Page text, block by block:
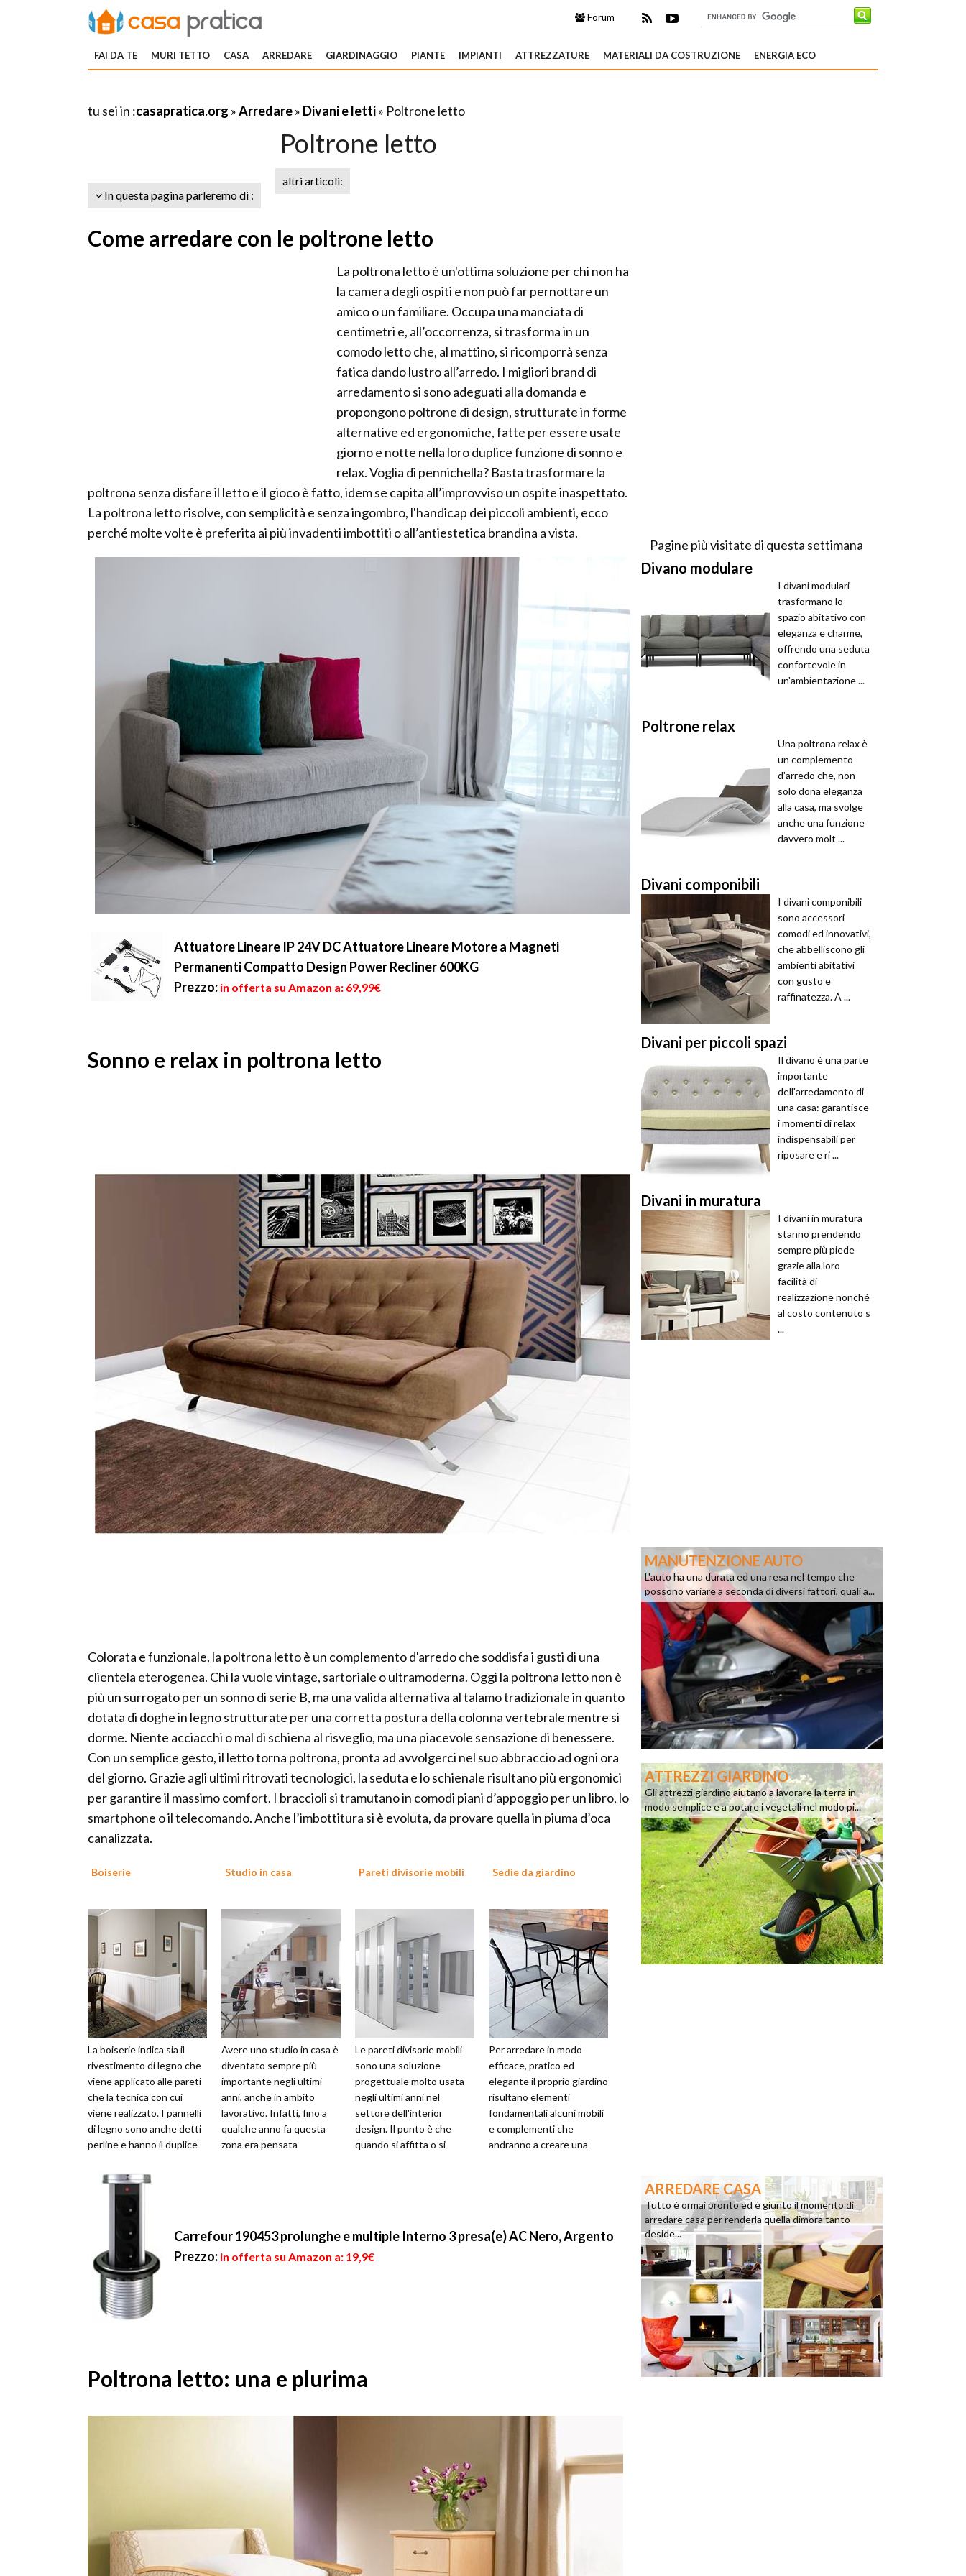
Forum
FAI DA TE MURI TETTO CASA ARREDARE GIARDINAGGIO PIANTE IMPIANTI ATTREZZATURE MATERIALI DA COSTRUZIONE ENERGIA ECO
tu sei in :casapratica.org »Arredare» Divani e letti» Poltrone letto
Poltrone letto
In questa pagina parleremo di :
altri articoli:
Come arredare con le poltrone letto
La poltrona letto è un'ottima soluzione per chi non ha
la camera degli ospiti e non può far pernottare un
amico o un familiare. Occupa una manciata di
centimetri e, all’occorrenza, si trasforma in un
comodo letto che, al mattino, si ricomporrà senza
fatica dando lustro all’arredo. I migliori brand di
arredamento si sono adeguati alla domanda e
propongono poltrone di design, strutturate in forme
alternative ed ergonomiche, fatte per essere usate
giorno e notte nella loro duplice funzione di sonno e
relax. Voglia di pennichella? Basta trasformare la
poltrona senza disfare il letto e il gioco è fatto, idem se capita all’improvviso un ospite inaspettato.
La poltrona letto risolve, con semplicità e senza ingombro, l'handicap dei piccoli ambienti, ecco
perché molte volte è preferita ai più invadenti imbottiti o all’antiestetica brandina a vista.
Attuatore Lineare IP 24V DC Attuatore Lineare Motore a Magneti
Permanenti Compatto Design Power Recliner 600KG
Prezzo: in offerta su Amazon a: 69,99€
Sonno e relax in poltrona letto
Colorata e funzionale, la poltrona letto è un complemento d'arredo che soddisfa i gusti di una
clientela eterogenea. Chi la vuole vintage, sartoriale o ultramoderna. Oggi la poltrona letto non è
più un surrogato per un sonno di serie B, ma una valida alternativa al talamo tradizionale in quanto
dotata di doghe in legno strutturate per una corretta postura della colonna vertebrale mentre si
dorme. Niente acciacchi o mal di schiena al risveglio, ma una piacevole sensazione di benessere.
Con un semplice gesto, il letto torna poltrona, pronta ad avvolgerci nel suo abbraccio ad ogni ora
del giorno. Grazie agli ultimi ritrovati tecnologici, la seduta e lo schienale risultano più ergonomici
per garantire il massimo comfort. I braccioli si tramutano in comodi piani d’appoggio per un libro, lo
smartphone o il telecomando. Anche l’imbottitura si è evoluta, da provare quella in piuma d’oca
canalizzata.
Boiserie
La boiserie indica sia il
rivestimento di legno che
viene applicato alle pareti
che la tecnica con cui
viene realizzato. I pannelli
di legno sono anche detti
perline e hanno il duplice
Studio in casa
Avere uno studio in casa è
diventato sempre più
importante negli ultimi
anni, anche in ambito
lavorativo. Infatti, fino a
qualche anno fa questa
zona era pensata
Pareti divisorie mobili
Le pareti divisorie mobili
sono una soluzione
progettuale molto usata
negli ultimi anni nel
settore dell'interior
design. Il punto è che
quando si affitta o si
Sedie da giardino
Per arredare in modo
efficace, pratico ed
elegante il proprio giardino
risultano elementi
fondamentali alcuni mobili
e complementi che
andranno a creare una
Carrefour 190453 prolunghe e multiple Interno 3 presa(e) AC Nero, Argento
Prezzo: in offerta su Amazon a: 19,9€
Poltrona letto: una e plurima
Pagine più visitate di questa settimana
Divano modulare
I divani modulari
trasformano lo
spazio abitativo con
eleganza e charme,
offrendo una seduta
confortevole in
un'ambientazione ...
Poltrone relax
Una poltrona relax è
un complemento
d'arredo che, non
solo dona eleganza
alla casa, ma svolge
anche una funzione
davvero molt ...
Divani componibili
I divani componibili
sono accessori
comodi ed innovativi,
che abbelliscono gli
ambienti abitativi
con gusto e
raffinatezza. A ...
Divani per piccoli spazi
Il divano è una parte
importante
dell'arredamento di
una casa: garantisce
i momenti di relax
indispensabili per
riposare e ri ...
Divani in muratura
I divani in muratura
stanno prendendo
sempre più piede
grazie alla loro
facilità di
realizzazione nonché
al costo contenuto s
...
MANUTENZIONE AUTO
L'auto ha una durata ed una resa nel tempo che
possono variare a seconda di diversi fattori, quali a...
ATTREZZI GIARDINO
Gli attrezzi giardino aiutano a lavorare la terra in
modo semplice e a potare i vegetali nel modo pi...
ARREDARE CASA
Tutto è ormai pronto ed è giunto il momento di
arredare casa per renderla quella dimora tanto
deside...